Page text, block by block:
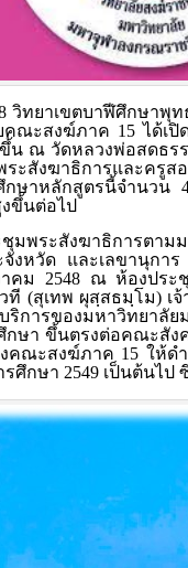
วิทยาเขตบาฬีศึกษา
ณะสงฆ์ภาค 15 ได้เปิ
ณ วัดหลวงพ่อสดธร
ะสังฆาธิการและครูส
กษาหลักสูตรนี้จำนวน
ขึ้นต่อไป
ระสังฆาธิการตามม
งหวัด และเลขานุกา
คม 2548 ณ ห้องประ
ที (สุเทพ ผุสฺสธมฺโม) เ
บริการของมหาวิทยา
กษา ขึ้นตรงต่อคณะสัง
คณะสงฆ์ภาค 15 ให้ด
ศึกษา 2549 เป็นต้นไ